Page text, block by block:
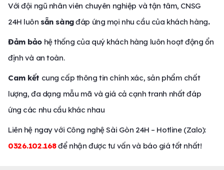
Với đội ngũ nhân viên chuyên nghiệp và tận tâm, CNSG
24H luôn sẵn sàngđáp ứng mọi nhu cầu của khách hàng.
Đảm bảo hệ thống của quý khách hàng luôn hoạt động ổn
định và an toàn.
Cam kết cung cấp thông tin chính xác, sản phẩm chất
lượng, đa dạng mẫu mã và giá cả cạnh tranh nhất đáp
ứng các nhu cầu khác nhau
Liên hệ ngay với Công nghệ Sài Gòn 24H – Hotline (Zalo):
0326.102.168để nhận được tư vấn và báo giá tốt nhất!